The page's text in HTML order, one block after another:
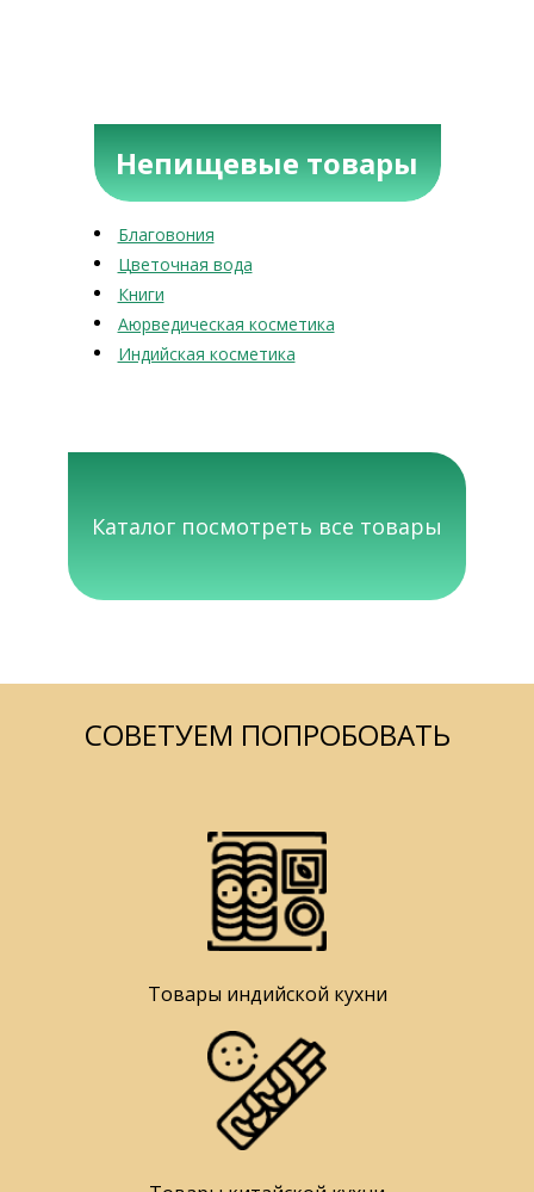
Непищевые товары
Благовония
Цветочная вода
Книги
Аюрведическая косметика
Индийская косметика
Каталог посмотреть все товары
СОВЕТУЕМ ПОПРОБОВАТЬ
Товары индийской кухни